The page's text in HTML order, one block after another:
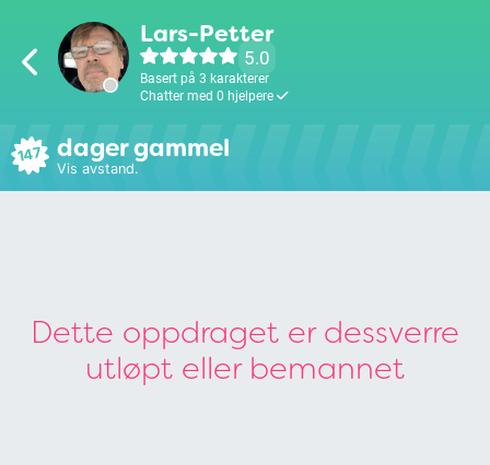
Lars-Petter
5.0
Basert på 3 karakterer
Chatter med 0 hjelpere
147 dager gammel
Vis avstand.
Dette oppdraget er dessverre
utløpt eller bemannet